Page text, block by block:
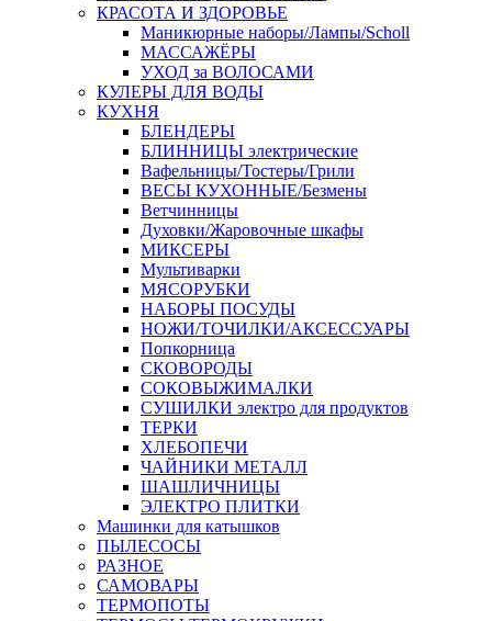
КРАСОТА И ЗДОРОВЬЕ
Маникюрные наборы/Лампы/Scholl
МАССАЖЁРЫ
УХОД за ВОЛОСАМИ
КУЛЕРЫ ДЛЯ ВОДЫ
КУХНЯ
БЛЕНДЕРЫ
БЛИННИЦЫ электрические
Вафельницы/Тостеры/Грили
ВЕСЫ КУХОННЫЕ/Безмены
Ветчинницы
Духовки/Жаровочные шкафы
МИКСЕРЫ
Мультиварки
МЯСОРУБКИ
НАБОРЫ ПОСУДЫ
НОЖИ/ТОЧИЛКИ/АКСЕССУАРЫ
Попкорница
СКОВОРОДЫ
СОКОВЫЖИМАЛКИ
СУШИЛКИ электро для продуктов
ТЕРКИ
ХЛЕБОПЕЧИ
ЧАЙНИКИ МЕТАЛЛ
ШАШЛИЧНИЦЫ
ЭЛЕКТРО ПЛИТКИ
Машинки для катышков
ПЫЛЕСОСЫ
РАЗНОЕ
САМОВАРЫ
ТЕРМОПОТЫ